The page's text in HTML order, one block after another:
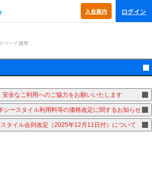
入会案内 ログイン
リーナ雄琴
安全なご利用へのご協力をお願いいたします
シースタイル利用料等の価格改定に関するお知らせ
タイル会則改定（2025年12月11日付）について